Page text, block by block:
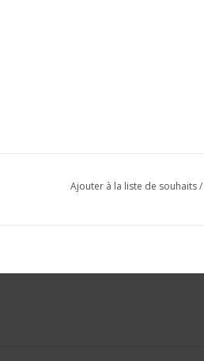
Ajouter à la liste de souhaits/